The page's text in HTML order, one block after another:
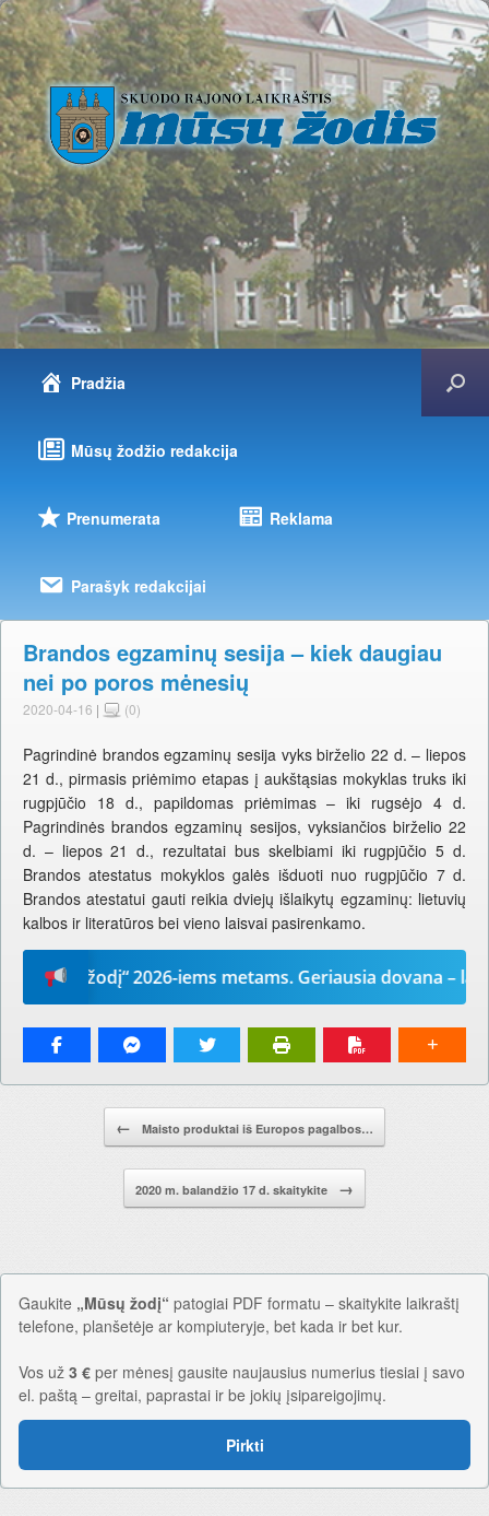
Pradžia
Mūsų žodžio redakcija
Prenumerata Reklama
Parašyk redakcijai
Brandos egzaminų sesija – kiek daugiau
nei po poros mėnesių
2020-04-16 | (0)
Pagrindinė brandos egzaminų sesija vyks birželio 22 d. – liepos
21 d., pirmasis priėmimo etapas į aukštąsias mokyklas truks iki
rugpjūčio 18 d., papildomas priėmimas – iki rugsėjo 4 d.
Pagrindinės brandos egzaminų sesijos, vyksiančios birželio 22
d. – liepos 21 d., rezultatai bus skelbiami iki rugpjūčio 5 d.
Brandos atestatus mokyklos galės išduoti nuo rugpjūčio 7 d.
Brandos atestatui gauti reikia dviejų išlaikytų egzaminų: lietuvių
kalbos ir literatūros bei vieno laisvai pasirenkamo.
žodį“ 2026-iems metams. Geriausia dovana –
Pranešimo navigacija.
← Maisto produktai iš Europos pagalbos…
2020 m. balandžio 17 d. skaitykite →
Gaukite „Mūsų žodį“ patogiai PDF formatu – skaitykite laikraštį
telefone, planšetėje ar kompiuteryje, bet kada ir bet kur.
Vos už 3 € per mėnesį gausite naujausius numerius tiesiai į savo
el. paštą – greitai, paprastai ir be jokių įsipareigojimų.
Pirkti